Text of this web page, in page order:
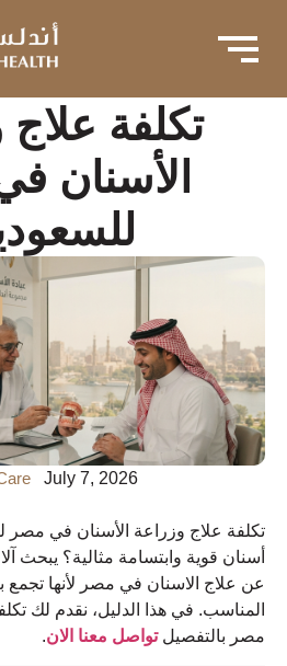
تكلفة علاج
الأسنان
July 7, 2026
تكلفة علاج وزراعة الأسنان في
أسنان قوية وابتسامة مثالية؟ يبحث
عن علاج الاسنان في مصر لأنها تجمع
المناسب. في هذا الدليل، نقدم لك
مصر بالتفصيل تواصل معنا الان.